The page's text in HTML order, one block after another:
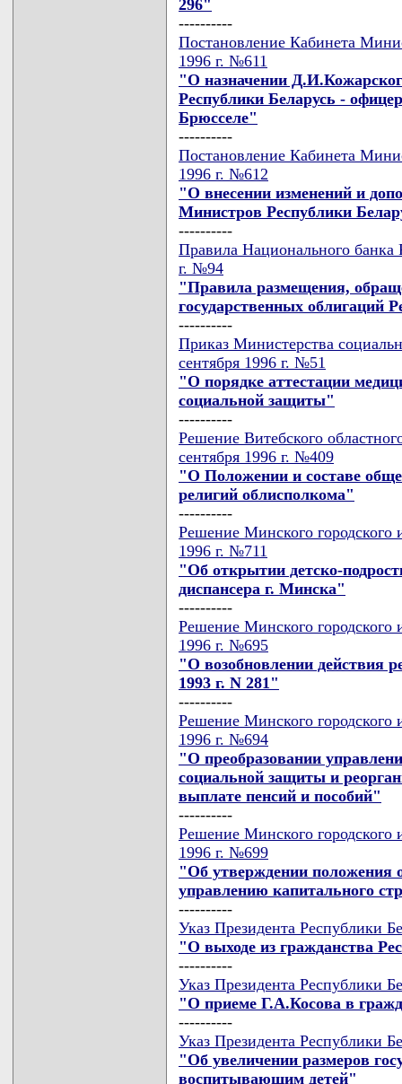
296"
----------
Постановление Кабинета
1996 г. №611
"О назначении
Республики Беларусь -
Брюсселе"
----------
Постановление Кабинета
1996 г. №612
"О внесении изменений и
Министров Республики
----------
Правила Национального банка
г. №94
"Правила размещения,
государственных облигаций
----------
Приказ Министерства
сентября 1996 г. №51
"О порядке аттестации
социальной защиты"
----------
Решение Витебского
сентября 1996 г. №409
"О Положении и составе
религий облисполкома"
----------
Решение Минского городского
1996 г. №711
"Об открытии детско-
диспансера г. Минска"
----------
Решение Минского городского
1996 г. №695
"О возобновлении действия
1993 г. N 281"
----------
Решение Минского городского
1996 г. №694
"О преобразовании
социальной защиты и
выплате пенсий и пособий"
----------
Решение Минского городского
1996 г. №699
"Об утверждении положения
управлению капитального
----------
Указ Президента Республики
"О выходе из гражданства
----------
Указ Президента Республики
"О приеме Г.А.Косова в
----------
Указ Президента Республики
"Об увеличении размеров
воспитывающим детей"